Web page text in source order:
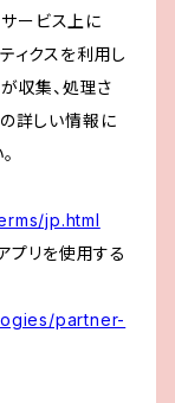
ービス上に
クスを利用し
収集、処理さ
詳しい情報に
jp.html
プリを使用する
partner-